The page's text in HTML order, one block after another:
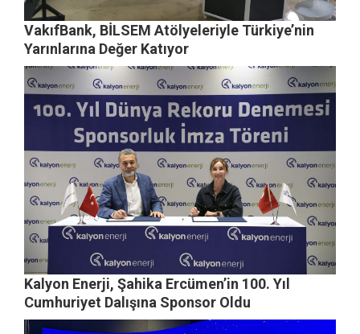
VakıfBank, BİLSEM Atölyeleriyle Türkiye’nin
Yarınlarına Değer Katıyor
Kalyon Enerji, Şahika Ercümen’in 100. Yıl
Cumhuriyet Dalışına Sponsor Oldu